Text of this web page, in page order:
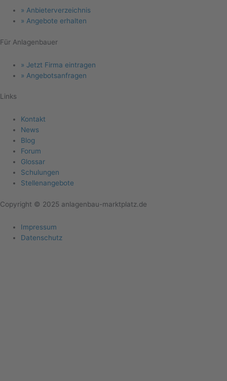
Menu
» Anbieterverzeichnis
» Angebote erhalten
Für Anlagenbauer
Menu
» Jetzt Firma eintragen
» Angebotsanfragen
Links
Menu
Kontakt
News
Blog
Forum
Glossar
Schulungen
Stellenangebote
Copyright © 2025 anlagenbau-marktplatz.de
Menu
Impressum
Datenschutz